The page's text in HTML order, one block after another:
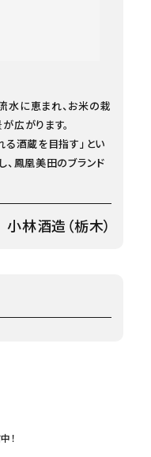
に恵まれ、お米の栽
広がります。
る酒蔵を目指す」とい
、鳳凰美田のブランド
小林酒造（栃木）
！